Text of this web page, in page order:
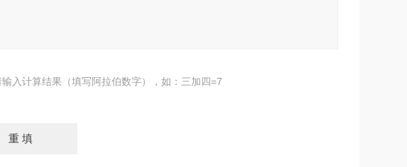
输入计算结果（填写阿拉伯数字），如：三加四=7